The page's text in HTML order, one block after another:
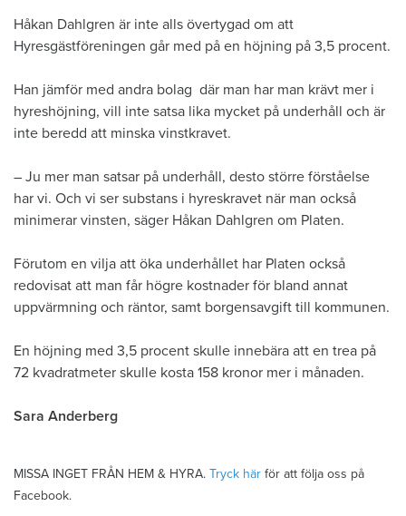
Håkan Dahlgren är inte alls övertygad om att
Hyresgästföreningen går med på en höjning på 3,5 procent.
Han jämför med andra bolag där man har man krävt mer i
hyreshöjning, vill inte satsa lika mycket på underhåll och är
inte beredd att minska vinstkravet.
– Ju mer man satsar på underhåll, desto större förståelse
har vi. Och vi ser substans i hyreskravet när man också
minimerar vinsten, säger Håkan Dahlgren om Platen.
Förutom en vilja att öka underhållet har Platen också
redovisat att man får högre kostnader för bland annat
uppvärmning och räntor, samt borgensavgift till kommunen.
En höjning med 3,5 procent skulle innebära att en trea på
72 kvadratmeter skulle kosta 158 kronor mer i månaden.
Sara Anderberg
MISSA INGET FRÅN HEM & HYRA. Tryck här för att följa oss på
Facebook.